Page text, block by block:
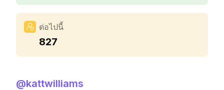
ต่อไปนี้
827
@kattwilliams